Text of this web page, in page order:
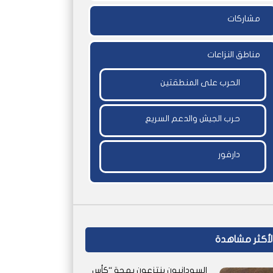
مشاركات
مناطق النزاعات
الحرب على المنطقتين
حرب الجيش والدعم السريع
دارفور
مشاهدة
السودانيون ينتزعون بهجة “كأس